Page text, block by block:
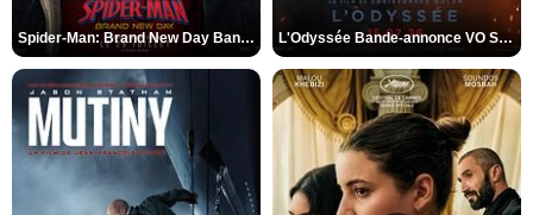
Spider-Man: Brand New Day Bande-annonce VO STFR L'Odyssée Bande-annonce VO STFR